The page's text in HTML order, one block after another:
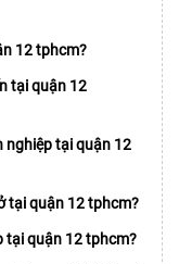
12 tphcm?
tại quận 12
nghiệp tại quận 12
tại quận 12 tphcm?
tại quận 12 tphcm?